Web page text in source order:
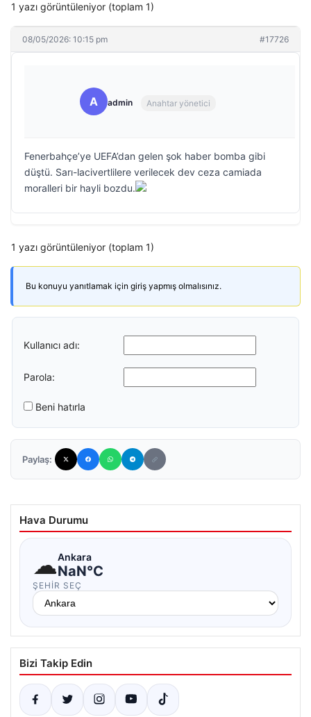
1 yazı görüntüleniyor (toplam 1)
08/05/2026: 10:15 pm #17726
A admin Anahtar yönetici
Fenerbahçe’ye UEFA’dan gelen şok haber bomba gibi
düştü. Sarı-lacivertlilere verilecek dev ceza camiada
moralleri bir hayli bozdu.
1 yazı görüntüleniyor (toplam 1)
Bu konuyu yanıtlamak için giriş yapmış olmalısınız.
Kullanıcı adı:
Parola:
Beni hatırla
Paylaş:
Hava Durumu
☁Ankara
NaN°C
ŞEHIR SEÇ
Bizi Takip Edin